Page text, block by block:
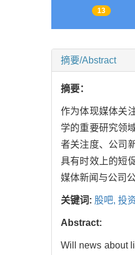
13
摘要/Abstract
摘要：
作为体现媒体关
学的重要研究领
者关注度、公司
具有时效上的短
媒体新闻与公司
关键词: 股吧, 投
Abstract:
Will news about